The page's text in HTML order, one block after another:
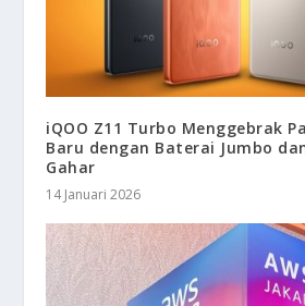
iQOO Z11 Turbo Menggebrak
Baru dengan Baterai Jumbo
Gahar
14 Januari 2026